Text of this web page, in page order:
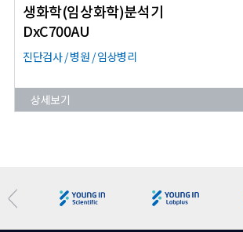
생화학(임상화학)분석기
DxC700AU
진단검사 / 병원 / 임상병리
상세보기